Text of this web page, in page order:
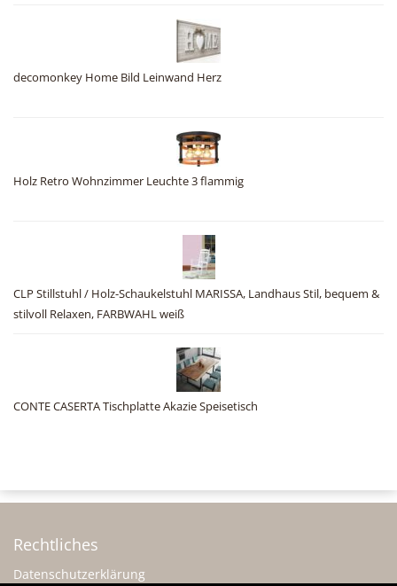
decomonkey Home Bild Leinwand Herz
Holz Retro Wohnzimmer Leuchte 3 flammig
CLP Stillstuhl / Holz-Schaukelstuhl MARISSA, Landhaus Stil, bequem &
stilvoll Relaxen, FARBWAHL weiß
CONTE CASERTA Tischplatte Akazie Speisetisch
Rechtliches
Datenschutzerklärung